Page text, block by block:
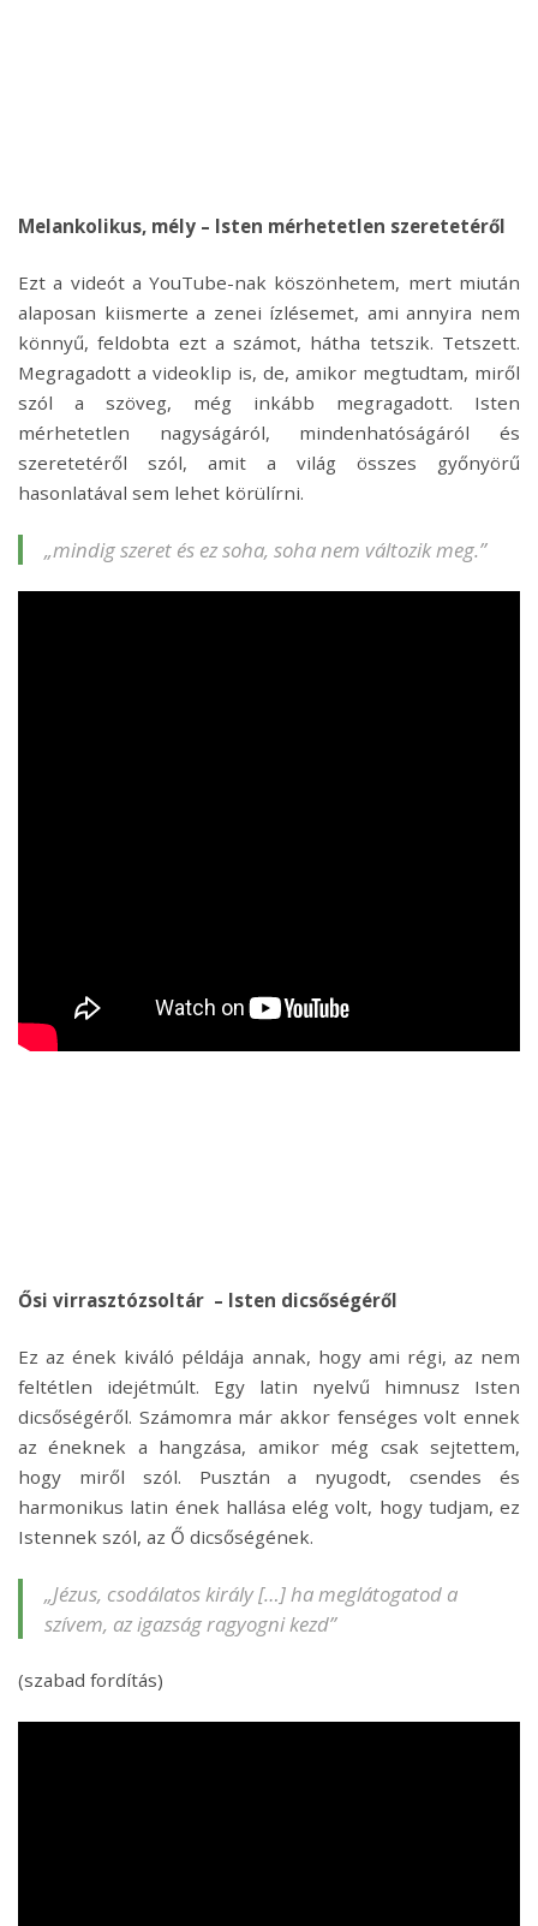
Melankolikus, mély – Isten mérhetetlen szeretetéről
Ezt a videót a YouTube-nak köszönhetem, mert miután
alaposan kiismerte a zenei ízlésemet, ami annyira nem
könnyű, feldobta ezt a számot, hátha tetszik. Tetszett.
Megragadott a videoklip is, de, amikor megtudtam, miről
szól a szöveg, még inkább megragadott. Isten
mérhetetlen nagyságáról, mindenhatóságáról és
szeretetéről szól, amit a világ összes győnyörű
hasonlatával sem lehet körülírni.
„mindig szeret és ez soha, soha nem változik meg.”
Ősi virrasztózsoltár – Isten dicsőségéről
Ez az ének kiváló példája annak, hogy ami régi, az nem
feltétlen idejétmúlt. Egy latin nyelvű himnusz Isten
dicsőségéről. Számomra már akkor fenséges volt ennek
az éneknek a hangzása, amikor még csak sejtettem,
hogy miről szól. Pusztán a nyugodt, csendes és
harmonikus latin ének hallása elég volt, hogy tudjam, ez
Istennek szól, az Ő dicsőségének.
„Jézus, csodálatos király […] ha meglátogatod a
szívem, az igazság ragyogni kezd”
(szabad fordítás)